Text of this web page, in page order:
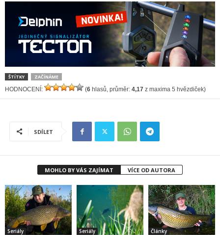
ŠTÍTKY ZAČÍNÁME
HODNOCENÍ: (6 hlasů, průměr: 4,17 z maxima 5 hvězdiček)
SDÍLET
MOHLO BY VÁS ZAJÍMAT VÍCE OD AUTORA
Seriály Seriály Články